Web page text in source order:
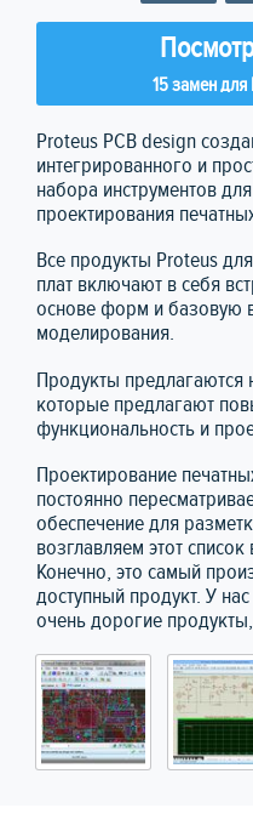
15 замен для
Proteus PCB design
интегрированного и
набора инструментов
проектирования
Все продукты Proteus
плат включают в себя
основе форм и базовую
моделирования.
Продукты предлагаются
которые предлагают
функциональность и
Проектирование
постоянно
обеспечение для
возглавляем этот список
Конечно, это самый
доступный продукт. У
очень дорогие